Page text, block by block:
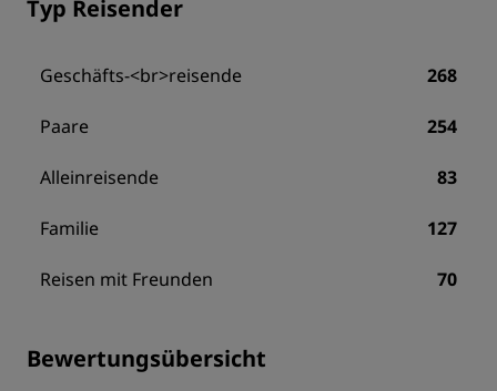
Typ Reisender
Geschäfts-<br>reisende 268
Paare 254
Alleinreisende 83
Familie 127
Reisen mit Freunden 70
Bewertungsübersicht